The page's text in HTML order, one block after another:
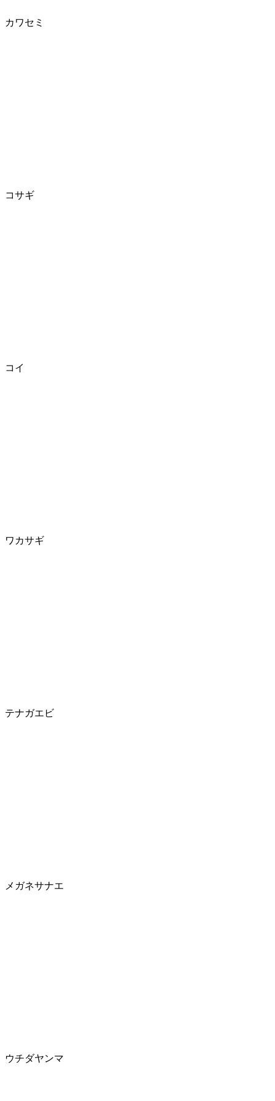
カワセミ
コサギ
コイ
ワカサギ
テナガエビ
メガネサナエ
ウチダヤンマ